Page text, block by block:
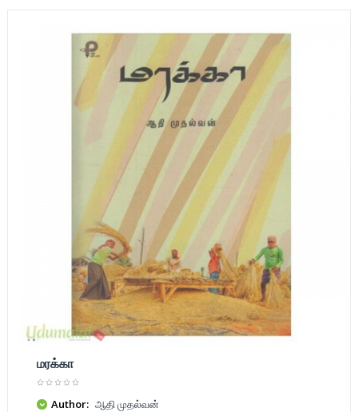
மரக்கா
Author: ஆதி முதல்வன்